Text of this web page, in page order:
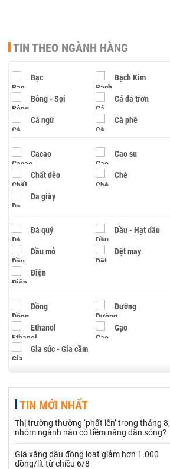
TIN THEO NGÀNH HÀNG
Bạc Bạch Kim
Bông - Sợi Cá da trơn
Cá ngừ Cà phê
Cacao Cao su
Chất dẻo Chè
Da giày
Đá quý Dầu - Hạt dầu
Dầu mỏ Dệt may
Điện
Đồng Đường
Ethanol Gạo
Gia súc - Gia cầm
Hạt điều
Khí đốt
Kim loại khác Mắc ca
TIN MỚI NHẤT
Thị trường thường ‘phất lên’ trong tháng 8,
nhóm ngành nào có tiềm năng dẫn sóng?
Giá xăng dầu đồng loạt giảm hơn 1.000
đồng/lít từ chiều 6/8